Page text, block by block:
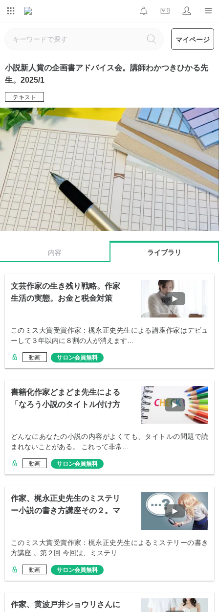
マイページ
小説新人賞の企画書アドバイス会。講師わかつきひかる先
生。2025/1
テキスト
内容 ライブラリ
文芸作家の生き残り戦略。作家
生活の実態。お金と税金対策
このミス大賞受賞作家：梶永正史先生による講座作家はデビュ
ーして３年以内に８割の人が消えます…
動画 サロン会員無料
書籍化作家どまどま先生による
「なろう小説のタイトル付け方
どんなにあなたの小説の内容がよくても、タイトルの問題で読
まれないことがある。 これって非常…
動画 サロン会員無料
作家、梶永正史先生のミステリ
ー小説の書き方講座その２。マ
このミス大賞受賞作家：梶永正史先生によるミステリーの書き
方講座 。第２回 今回は、ミステリ…
動画 サロン会員無料
作家、黄波戸井ショウリさんに